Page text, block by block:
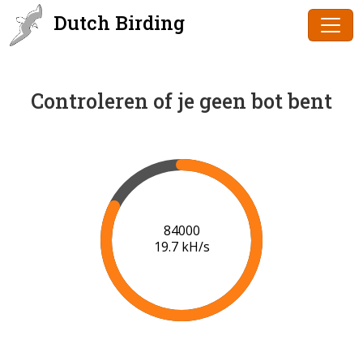
Dutch Birding
Controleren of je geen bot bent
86000
19.9 kH/s